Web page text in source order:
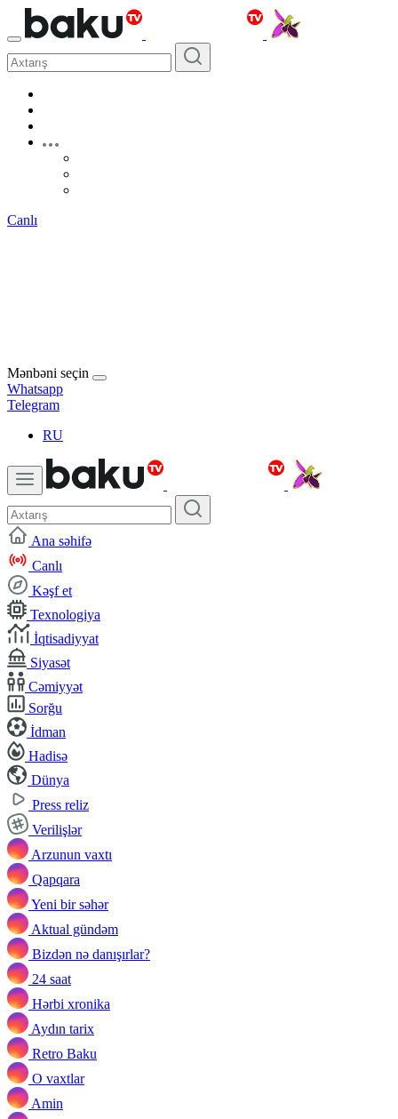
Canlı
Mənbəni seçin
Whatsapp
Telegram
RU
Ana səhifə
Canlı
Kəşf et
Texnologiya
İqtisadiyyat
Siyasət
Cəmiyyət
Sorğu
İdman
Hadisə
Dünya
Press reliz
Verilişlər
Arzunun vaxtı
Qapqara
Yeni bir səhər
Aktual gündəm
Bizdən nə danışırlar?
24 saat
Hərbi xronika
Aydın tarix
Retro Baku
O vaxtlar
Amin